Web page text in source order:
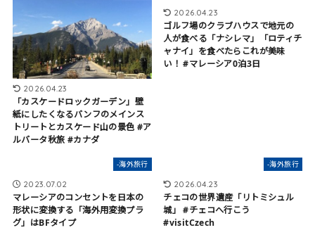
2026.04.23
「カスケードロックガーデン」壁
紙にしたくなるバンフのメインス
トリートとカスケード山の景色 #ア
ルバータ秋旅 #カナダ
2026.04.23
ゴルフ場のクラブハウスで地元の
人が食べる「ナシレマ」「ロティチ
ャナイ」を食べたらこれが美味
い！ #マレーシア0泊3日
-海外旅行
2023.07.02
マレーシアのコンセントを日本の
形状に変換する「海外用変換プラ
グ」はBFタイプ
-海外旅行
2026.04.23
チェコの世界遺産「リトミシュル
城」 #チェコへ行こう
#visitCzech